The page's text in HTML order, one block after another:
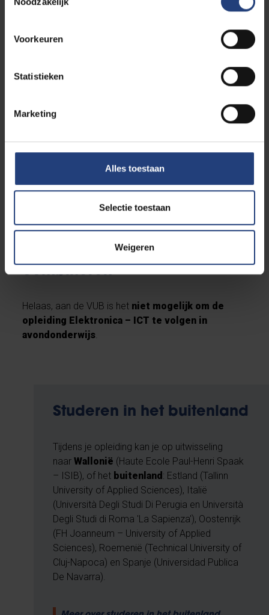
Voorkeuren
Statistieken
Marketing
Alles toestaan
Selectie toestaan
Weigeren
Dit wordt jouw leefwereld
de VUB, dan volg je les op onze VUB Main Campus
Werken en studeren
combineren
Helaas, aan de VUB is het niet mogelijk om de
opleiding Elektronica – ICT te volgen in
avondonderwijs.
Studeren in het buitenland
Tijdens je opleiding kan je op uitwisseling
naar Wallonië (Haute Ecole Paul-Henri Spaak
– ISIB), of het buitenland : Estland (Tallinn
University of Applied Sciences), Italië
(Università Degli Studi Di Perugia en Università
Degli Studi di Roma 'La Sapienza'), Oostenrijk
(FH Joanneum – University of Applied
Sciences), Roemenië (Technical University of
Cluj-Napoca) en Spanje (Universidad Publica
De Navarra).